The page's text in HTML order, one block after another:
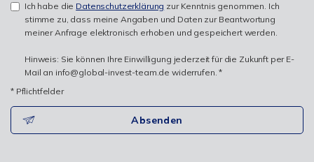
Ich habe die Datenschutzerklärung zur Kenntnis genommen. Ich
stimme zu, dass meine Angaben und Daten zur Beantwortung
meiner Anfrage elektronisch erhoben und gespeichert werden.
Hinweis: Sie können Ihre Einwilligung jederzeit für die Zukunft per E-
Mail an info@global-invest-team.de widerrufen. *
* Pflichtfelder
Absenden